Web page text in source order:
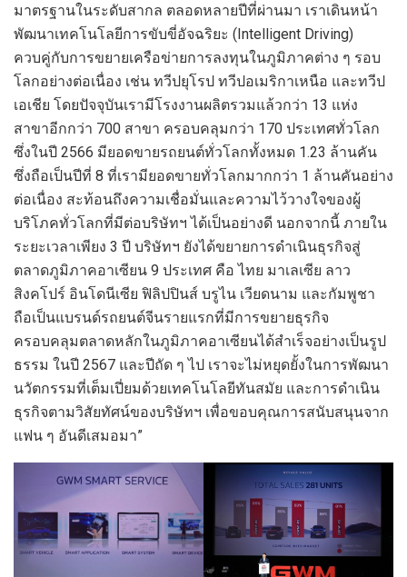
มาตรฐานในระดับสากล ตลอดหลายปีที่ผ่านมา เราเดินหน้า
พัฒนาเทคโนโลยีการขับขี่อัจฉริยะ (Intelligent Driving)
ควบคู่กับการขยายเครือข่ายการลงทุนในภูมิภาคต่าง ๆ รอบ
โลกอย่างต่อเนื่อง เช่น ทวีปยุโรป ทวีปอเมริกาเหนือ และทวีป
เอเชีย โดยปัจจุบันเรามีโรงงานผลิตรวมแล้วกว่า 13 แห่ง
สาขาอีกกว่า 700 สาขา ครอบคลุมกว่า 170 ประเทศทั่วโลก
ซึ่งในปี 2566 มียอดขายรถยนต์ทั่วโลกทั้งหมด 1.23 ล้านคัน
ซึ่งถือเป็นปีที่ 8 ที่เรามียอดขายทั่วโลกมากกว่า 1 ล้านคันอย่าง
ต่อเนื่อง สะท้อนถึงความเชื่อมั่นและความไว้วางใจของผู้
บริโภคทั่วโลกที่มีต่อบริษัทฯ ได้เป็นอย่างดี นอกจากนี้ ภายใน
ระยะเวลาเพียง 3 ปี บริษัทฯ ยังได้ขยายการดำเนินธุรกิจสู่
ตลาดภูมิภาคอาเซียน 9 ประเทศ คือ ไทย มาเลเซีย ลาว
สิงคโปร์ อินโดนีเซีย ฟิลิปปินส์ บรูไน เวียดนาม และกัมพูชา
ถือเป็นแบรนด์รถยนต์จีนรายแรกที่มีการขยายธุรกิจ
ครอบคลุมตลาดหลักในภูมิภาคอาเซียนได้สำเร็จอย่างเป็นรูป
ธรรม ในปี 2567 และปีถัด ๆ ไป เราจะไม่หยุดยั้งในการพัฒนา
นวัตกรรมที่เต็มเปี่ยมด้วยเทคโนโลยีทันสมัย และการดำเนิน
ธุรกิจตามวิสัยทัศน์ของบริษัทฯ เพื่อขอบคุณการสนับสนุนจาก
แฟน ๆ อันดีเสมอมา”